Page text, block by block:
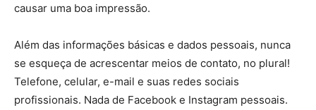
causar uma boa impressão.
Além das informações básicas e dados pessoais, nunca
se esqueça de acrescentar meios de contato, no plural!
Telefone, celular, e-mail e suas redes sociais
profissionais. Nada de Facebook e Instagram pessoais.